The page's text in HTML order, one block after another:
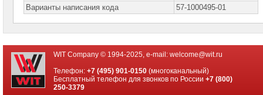
Серверы
Пассивное
сетевое
оборудование
Активное
Варианты написания кода
57-1000495-01
WIT Company © 1994-2025, e-mail: welcome@wit.ru
Телефон:+7 (495) 901-0150 (многоканальный)
Бесплатный телефон для звонков по России+7 (800)
250-3379